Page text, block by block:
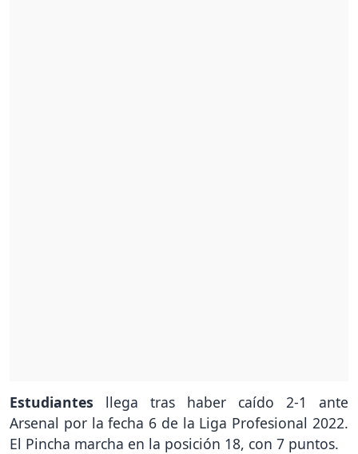
Estudiantes llega tras haber caído 2-1 ante
Arsenal por la fecha 6 de la Liga Profesional 2022.
El Pincha marcha en la posición 18, con 7 puntos.